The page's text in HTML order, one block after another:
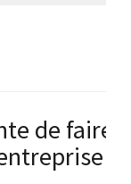
de faire